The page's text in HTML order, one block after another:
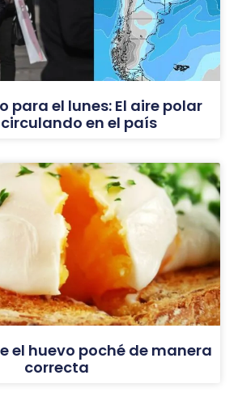
para el lunes: El aire polar
en el país
el huevo poché de manera
correcta